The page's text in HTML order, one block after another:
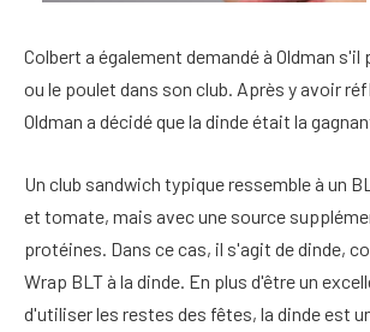
Colbert a également demandé à Oldman s'il
ou le poulet dans son club. Après y avoir
Oldman a décidé que la dinde était la
Un club sandwich typique ressemble à un
et tomate, mais avec une source
protéines. Dans ce cas, il s'agit de dinde,
Wrap BLT à la dinde. En plus d'être un
d'utiliser les restes des fêtes, la dinde est